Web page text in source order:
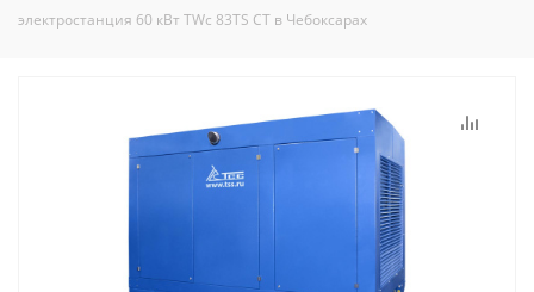
электростанция 60 кВт TWc 83TS CT в Чебоксарах